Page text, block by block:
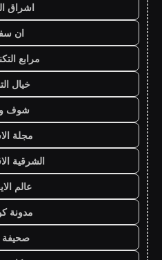
اشراق
ان
مرابع
خيال
شوف
مجلة
الشرقية
عالم
مدونة
صحيفة